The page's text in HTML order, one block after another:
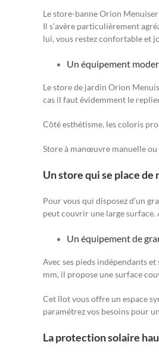
Le store-banne Orion
Il s’avère particulièrement
lui, vous restez confortable et
Un équipement
Le store de jardin Orion
cas il faut évidemment le
Côté esthétisme, les coloris
Store à manœuvre manuelle
Un store qui se place
Pour vous qui disposez d’un
peut couvrir une large
Un équipement de
Avec ses pieds indépendants
mm, il propose une surface
Cet îlot vous offre un espace
paramétrez vos besoins pour
La protection solaire